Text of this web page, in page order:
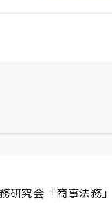
究会「商事法務